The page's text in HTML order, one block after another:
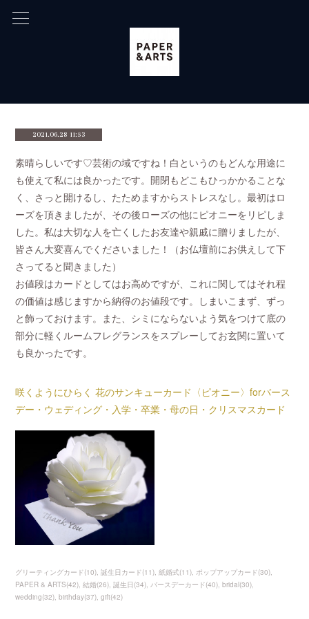
2021.06.28 11:53
素晴らしいです♡芸術の域ですね！白というのもどんな用途に
も使えて私には良かったです。開閉もどこもひっかかることな
く、さっと開けるし、たためますからストレスなし。最初はロ
ーズを頂きましたが、その後ローズの他にピオニーをリピしま
した。私は大切な人を亡くしたお友達や親戚に贈りましたが、
皆さん大変喜んでくださいました！（お仏壇前にお供えして下
さってると聞きました）
お値段はカードとしてはお高めですが、これに関してはそれ程
の価値は感じますから納得のお値段です。しまいこまず、ずっ
と飾っておけます。また、シミにならないよう気をつけて底の
部分に軽くルームフレグランスをスプレーしてお玄関に置いて
も良かったです。
咲くようにひらく 花のサンキューカード〈ピオニー〉forバース
デー・ウェディング・入学・卒業・母の日・クリスマスカード
グリーティングカード(10) 誕生日カード(11) 紙婚式(11) ポップアップカード(30)
PAPER & ARTS(42) 結婚(26) 誕生日 (34) バースデーカード(40) bridal(30)
wedding(32) birthday(37) gift(42)